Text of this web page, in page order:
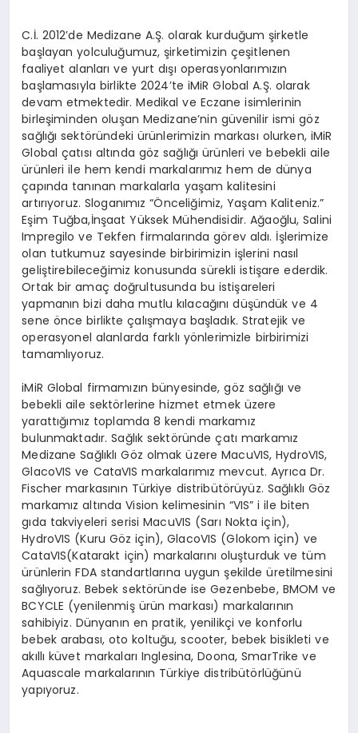
C.İ. 2012’de Medizane A.Ş. olarak kurduğum şirketle
başlayan yolculuğumuz, şirketimizin çeşitlenen
faaliyet alanları ve yurt dışı operasyonlarımızın
başlamasıyla birlikte 2024’te iMiR Global A.Ş. olarak
devam etmektedir. Medikal ve Eczane isimlerinin
birleşiminden oluşan Medizane’nin güvenilir ismi göz
sağlığı sektöründeki ürünlerimizin markası olurken, iMiR
Global çatısı altında göz sağlığı ürünleri ve bebekli aile
ürünleri ile hem kendi markalarımız hem de dünya
çapında tanınan markalarla yaşam kalitesini
artırıyoruz. Sloganımız “Önceliğimiz, Yaşam Kaliteniz.”
Eşim Tuğba,İnşaat Yüksek Mühendisidir. Ağaoğlu, Salini
Impregilo ve Tekfen firmalarında görev aldı. İşlerimize
olan tutkumuz sayesinde birbirimizin işlerini nasıl
geliştirebileceğimiz konusunda sürekli istişare ederdik.
Ortak bir amaç doğrultusunda bu istişareleri
yapmanın bizi daha mutlu kılacağını düşündük ve 4
sene önce birlikte çalışmaya başladık. Stratejik ve
operasyonel alanlarda farklı yönlerimizle birbirimizi
tamamlıyoruz.
iMiR Global firmamızın bünyesinde, göz sağlığı ve
bebekli aile sektörlerine hizmet etmek üzere
yarattığımız toplamda 8 kendi markamız
bulunmaktadır. Sağlık sektöründe çatı markamız
Medizane Sağlıklı Göz olmak üzere MacuVIS, HydroVIS,
GlacoVIS ve CataVIS markalarımız mevcut. Ayrıca Dr.
Fischer markasının Türkiye distribütörüyüz. Sağlıklı Göz
markamız altında Vision kelimesinin “VIS” i ile biten
gıda takviyeleri serisi MacuVIS (Sarı Nokta için),
HydroVIS (Kuru Göz için), GlacoVIS (Glokom için) ve
CataVIS(Katarakt için) markalarını oluşturduk ve tüm
ürünlerin FDA standartlarına uygun şekilde üretilmesini
sağlıyoruz. Bebek sektöründe ise Gezenbebe, BMOM ve
BCYCLE (yenilenmiş ürün markası) markalarının
sahibiyiz. Dünyanın en pratik, yenilikçi ve konforlu
bebek arabası, oto koltuğu, scooter, bebek bisikleti ve
akıllı küvet markaları Inglesina, Doona, SmarTrike ve
Aquascale markalarının Türkiye distribütörlüğünü
yapıyoruz.